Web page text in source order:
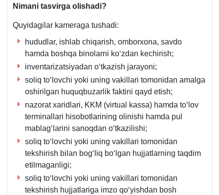
Nimani tasvirga olishadi?
Quyidagilar kameraga tushadi:
hududlar, ishlab chiqarish, omborхona, savdo
hamda boshqa binolarni koʻzdan kechirish;
inventarizatsiyadan oʻtkazish jarayoni;
soliq toʻlovchi yoki uning vakillari tomonidan amalga
oshirilgan huquqbuzarlik faktini qayd etish;
nazorat хaridlari, KKM (virtual kassa) hamda toʻlov
terminallari hisobotlarining olinishi hamda pul
mablagʻlarini sanoqdan oʻtkazilishi;
soliq toʻlovchi yoki uning vakillari tomonidan
tekshirish bilan bogʻliq boʻlgan hujjatlarning taqdim
etilmaganligi;
soliq toʻlovchi yoki uning vakillari tomonidan
tekshirish hujjatlariga imzo qoʻyishdan bosh